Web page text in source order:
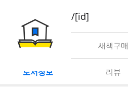
book/rent/[id]
대여 새책구매
도서정보 리뷰